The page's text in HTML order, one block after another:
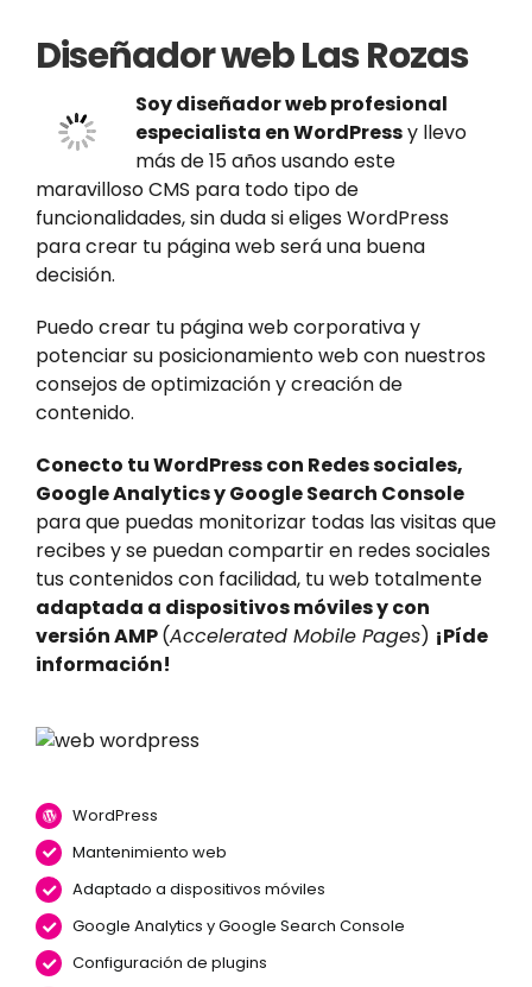
Diseñador web Las Rozas
Soy diseñador web profesional
especialista en WordPressy llevo
más de 15 años usando este
maravilloso CMS para todo tipo de
funcionalidades, sin duda si eliges WordPress
para crear tu página web será una buena
decisión.
Puedo crear tu página web corporativa y
potenciar su posicionamiento web con nuestros
consejos de optimización y creación de
contenido.
Conecto tu WordPress con Redes sociales,
Google Analytics y Google Search Console
para que puedas monitorizar todas las visitas que
recibes y se puedan compartir en redes sociales
tus contenidos con facilidad, tu web totalmente
adaptada a dispositivos móviles y con
versión AMP(Accelerated Mobile Pages) ¡Píde
información!
WordPress
Mantenimiento web
Adaptado a dispositivos móviles
Google Analytics y Google Search Console
Configuración de plugins